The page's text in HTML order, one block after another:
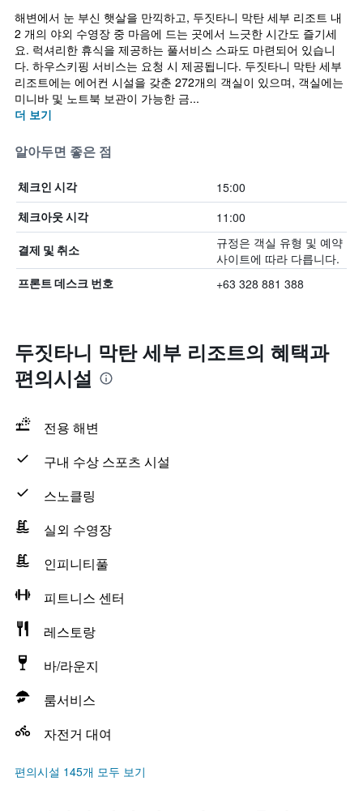
해변에서 눈 부신 햇살을 만끽하고, 두짓타니 막탄 세부 리조트 내
2 개의 야외 수영장 중 마음에 드는 곳에서 느긋한 시간도 즐기세
요. 럭셔리한 휴식을 제공하는 풀서비스 스파도 마련되어 있습니
다. 하우스키핑 서비스는 요청 시 제공됩니다. 두짓타니 막탄 세부
리조트에는 에어컨 시설을 갖춘 272개의 객실이 있으며, 객실에는
미니바 및 노트북 보관이 가능한 금...
더 보기
알아두면 좋은 점
체크인 시각 15:00
체크아웃 시각 11:00
결제 및 취소
규정은 객실 유형 및 예약
사이트에 따라 다릅니다.
프론트 데스크 번호 +63 328 881 388
두짓타니 막탄 세부 리조트의 혜택​과
편의시설
전용 해변
구내 수상 스포츠 시설
스노클링
실외 수영장
인피니티풀
피트니스 센터
레스토랑
바/라운지
룸서비스
자전거 대여
편의시설 145개 모두 보기